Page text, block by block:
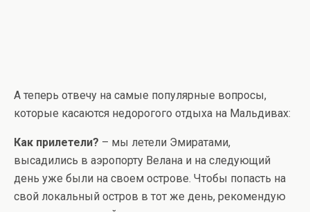
А теперь отвечу на самые популярные вопросы,
которые касаются недорогого отдыха на Мальдивах:
Как прилетели? – мы летели Эмиратами,
высадились в аэропорту Велана и на следующий
день уже были на своем острове. Чтобы попасть на
свой локальный остров в тот же день, рекомендую